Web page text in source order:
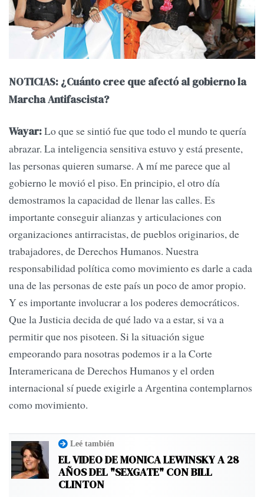
NOTICIAS: ¿Cuánto cree que afectó al gobierno la
Marcha Antifascista?
Wayar:Lo que se sintió fue que todo el mundo te quería
abrazar. La inteligencia sensitiva estuvo y está presente,
las personas quieren sumarse. A mí me parece que al
gobierno le movió el piso. En principio, el otro día
demostramos la capacidad de llenar las calles. Es
importante conseguir alianzas y articulaciones con
organizaciones antirracistas, de pueblos originarios, de
trabajadores, de Derechos Humanos. Nuestra
responsabilidad política como movimiento es darle a cada
una de las personas de este país un poco de amor propio.
Y es importante involucrar a los poderes democráticos.
Que la Justicia decida de qué lado va a estar, si va a
permitir que nos pisoteen. Si la situación sigue
empeorando para nosotras podemos ir a la Corte
Interamericana de Derechos Humanos y el orden
internacional sí puede exigirle a Argentina contemplarnos
como movimiento.
Leé también
EL VIDEO DE MONICA LEWINSKY A 28
AÑOS DEL "SEXGATE" CON BILL
CLINTON